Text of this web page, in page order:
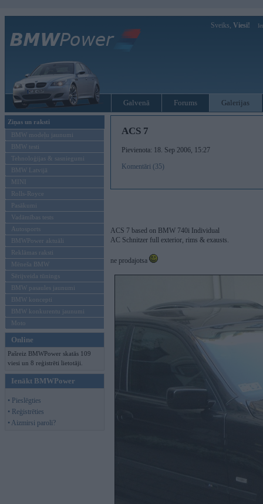
Sveiks, Viesi!
Galvenā Forums Galerijas
Ziņas un raksti
BMW modeļu jaunumi
BMW testi
Tehnoloģijas & sasniegumi
BMW Latvijā
MINI
Rolls-Royce
Pasākumi
Vadāmības tests
Autosports
BMWPower aktuāli
Reklāmas raksti
Mēneša BMW
Sērijveida tūnings
BMW pasaules jaunumi
BMW koncepti
BMW konkurentu jaunumi
Moto
Online
Pašreiz BMWPower skatās 109
viesi un 8 reģistrēti lietotāji.
Ienākt BMWPower
• Pieslēgties
• Reģistrēties
• Aizmirsi paroli?
ACS 7
Pievienota: 18. Sep 2006, 15:27
Komentāri (35)
ACS 7 based on BMW 740i Individual
AC Schnitzer full exterior, rims & exausts.
ne prodajotsa